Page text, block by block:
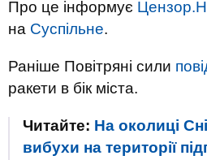
Про це інформує
на Суспільне.
Раніше Повітряні сили
ракети в бік міста.
Читайте: На околиці
вибухи на території